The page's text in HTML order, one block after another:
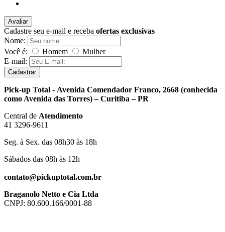
Avaliar
Cadastre seu e-mail e receba ofertas exclusivas
Nome:
Você é:
Homem
Mulher
E-mail:
Cadastrar
Pick-up Total - Avenida Comendador Franco, 2668 (conhecida
como Avenida das Torres) – Curitiba – PR
Central de Atendimento
41 3296-9611
Seg. à Sex. das 08h30 às 18h
Sábados das 08h às 12h
contato@pickuptotal.com.br
Braganolo Netto e Cia Ltda
CNPJ: 80.600.166/0001-88